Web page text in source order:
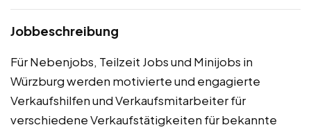
Jobbeschreibung
Für Nebenjobs, Teilzeit Jobs und Minijobs in
Würzburg werden motivierte und engagierte
Verkaufshilfen und Verkaufsmitarbeiter für
verschiedene Verkaufstätigkeiten für bekannte